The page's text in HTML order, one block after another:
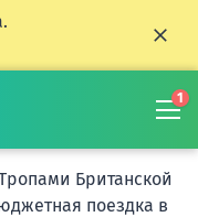
1
Британской
поездка в